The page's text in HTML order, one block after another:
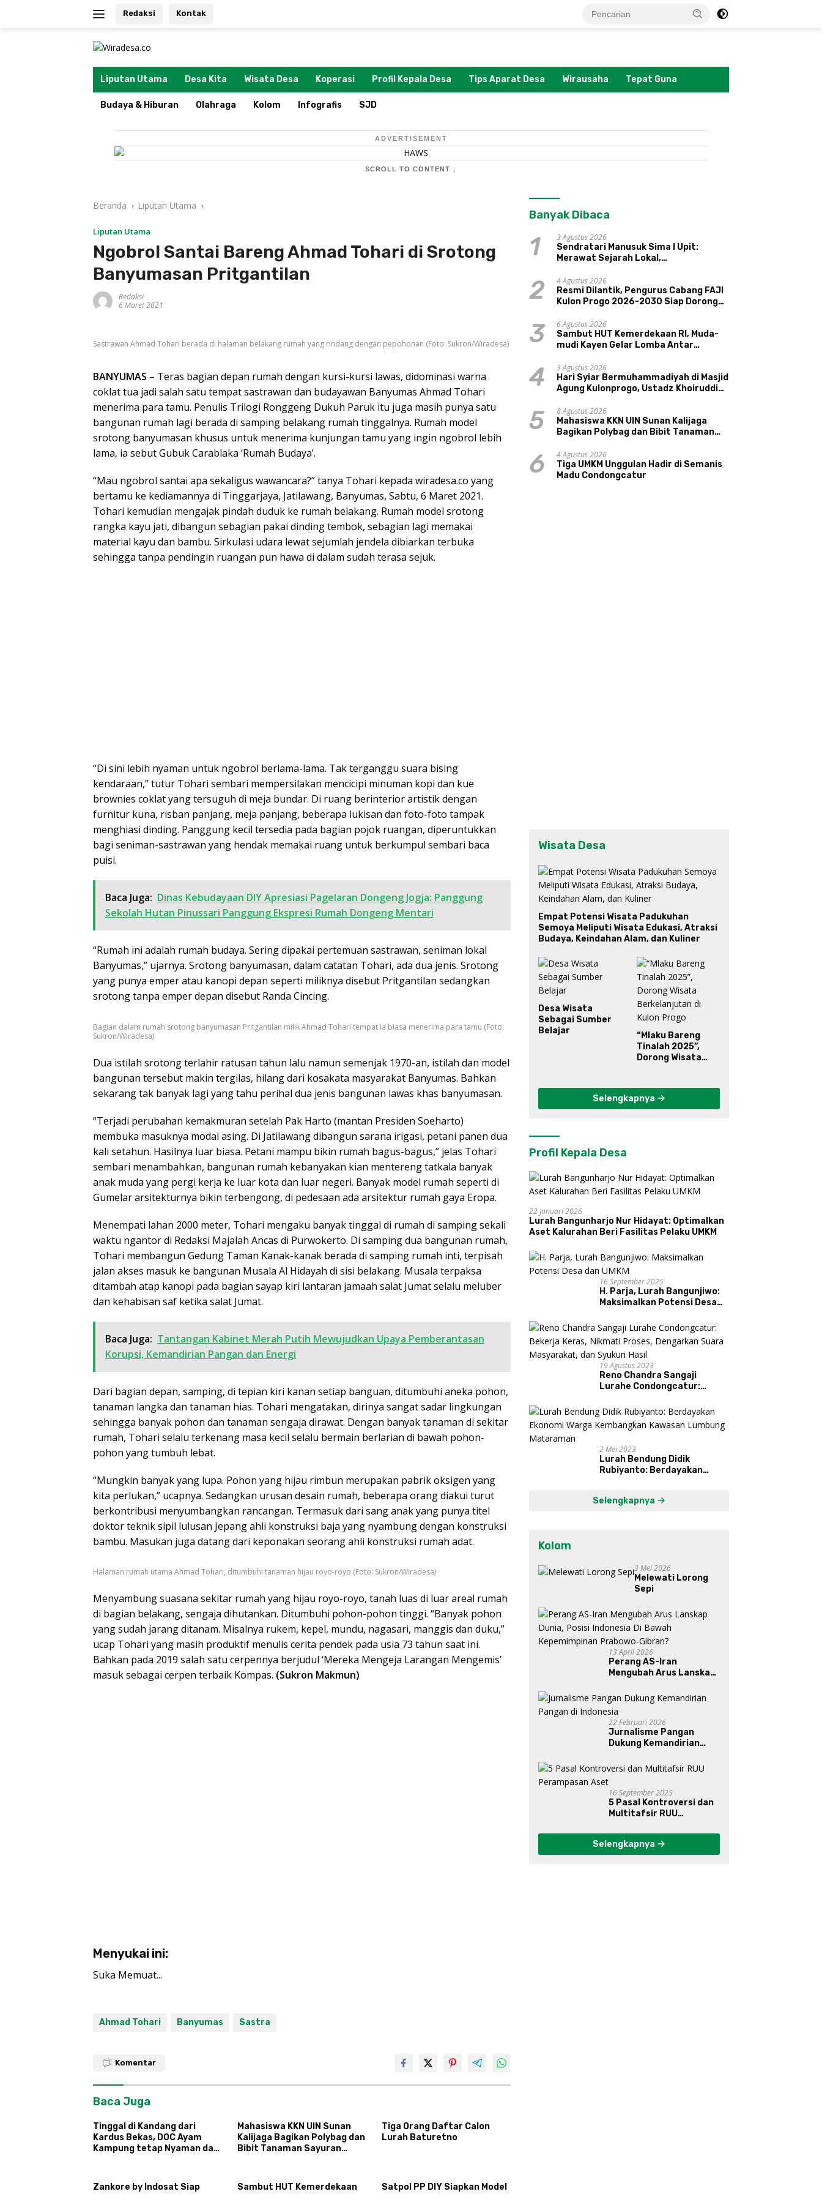
Redaksi Kontak
Liputan Utama Desa Kita Wisata Desa Koperasi Profil Kepala Desa Tips Aparat Desa Wirausaha Tepat Guna
Budaya & Hiburan Olahraga Kolom Infografis SJD
ADVERTISEMENT
SCROLL TO CONTENT ↓
Beranda Liputan Utama
Liputan Utama
Ngobrol Santai Bareng Ahmad Tohari di Srotong
Banyumasan Pritgantilan
Redaksi
6 Maret 2021
Sastrawan Ahmad Tohari berada di halaman belakang rumah yang rindang dengan pepohonan (Foto: Sukron/Wiradesa)
BANYUMAS – Teras bagian depan rumah dengan kursi-kursi lawas, didominasi warna
coklat tua jadi salah satu tempat sastrawan dan budayawan Banyumas Ahmad Tohari
menerima para tamu. Penulis Trilogi Ronggeng Dukuh Paruk itu juga masih punya satu
bangunan rumah lagi berada di samping belakang rumah tinggalnya. Rumah model
srotong banyumasan khusus untuk menerima kunjungan tamu yang ingin ngobrol lebih
lama, ia sebut Gubuk Carablaka ‘Rumah Budaya’.
“Mau ngobrol santai apa sekaligus wawancara?” tanya Tohari kepada wiradesa.co yang
bertamu ke kediamannya di Tinggarjaya, Jatilawang, Banyumas, Sabtu, 6 Maret 2021.
Tohari kemudian mengajak pindah duduk ke rumah belakang. Rumah model srotong
rangka kayu jati, dibangun sebagian pakai dinding tembok, sebagian lagi memakai
material kayu dan bambu. Sirkulasi udara lewat sejumlah jendela dibiarkan terbuka
sehingga tanpa pendingin ruangan pun hawa di dalam sudah terasa sejuk.
“Di sini lebih nyaman untuk ngobrol berlama-lama. Tak terganggu suara bising
kendaraan,” tutur Tohari sembari mempersilakan mencicipi minuman kopi dan kue
brownies coklat yang tersuguh di meja bundar. Di ruang berinterior artistik dengan
furnitur kuna, risban panjang, meja panjang, beberapa lukisan dan foto-foto tampak
menghiasi dinding. Panggung kecil tersedia pada bagian pojok ruangan, diperuntukkan
bagi seniman-sastrawan yang hendak memakai ruang untuk berkumpul sembari baca
puisi.
Baca Juga: Dinas Kebudayaan DIY Apresiasi Pagelaran Dongeng Jogja: Panggung
Sekolah Hutan Pinussari Panggung Ekspresi Rumah Dongeng Mentari
“Rumah ini adalah rumah budaya. Sering dipakai pertemuan sastrawan, seniman lokal
Banyumas,” ujarnya. Srotong banyumasan, dalam catatan Tohari, ada dua jenis. Srotong
yang punya emper atau kanopi depan seperti miliknya disebut Pritgantilan sedangkan
srotong tanpa emper depan disebut Randa Cincing.
Bagian dalam rumah srotong banyumasan Pritgantilan milik Ahmad Tohari tempat ia biasa menerima para tamu (Foto:
Sukron/Wiradesa)
Dua istilah srotong terlahir ratusan tahun lalu namun semenjak 1970-an, istilah dan model
bangunan tersebut makin tergilas, hilang dari kosakata masyarakat Banyumas. Bahkan
sekarang tak banyak lagi yang tahu perihal dua jenis bangunan lawas khas banyumasan.
“Terjadi perubahan kemakmuran setelah Pak Harto (mantan Presiden Soeharto)
membuka masuknya modal asing. Di Jatilawang dibangun sarana irigasi, petani panen dua
kali setahun. Hasilnya luar biasa. Petani mampu bikin rumah bagus-bagus,” jelas Tohari
sembari menambahkan, bangunan rumah kebanyakan kian mentereng tatkala banyak
anak muda yang pergi kerja ke luar kota dan luar negeri. Banyak model rumah seperti di
Gumelar arsitekturnya bikin terbengong, di pedesaan ada arsitektur rumah gaya Eropa.
Menempati lahan 2000 meter, Tohari mengaku banyak tinggal di rumah di samping sekali
waktu ngantor di Redaksi Majalah Ancas di Purwokerto. Di samping dua bangunan rumah,
Tohari membangun Gedung Taman Kanak-kanak berada di samping rumah inti, terpisah
jalan akses masuk ke bangunan Musala Al Hidayah di sisi belakang. Musala terpaksa
ditambah atap kanopi pada bagian sayap kiri lantaran jamaah salat Jumat selalu meluber
dan kehabisan saf ketika salat Jumat.
Baca Juga: Tantangan Kabinet Merah Putih Mewujudkan Upaya Pemberantasan
Korupsi, Kemandirian Pangan dan Energi
Dari bagian depan, samping, di tepian kiri kanan setiap banguan, ditumbuhi aneka pohon,
tanaman langka dan tanaman hias. Tohari mengatakan, dirinya sangat sadar lingkungan
sehingga banyak pohon dan tanaman sengaja dirawat. Dengan banyak tanaman di sekitar
rumah, Tohari selalu terkenang masa kecil selalu bermain berlarian di bawah pohon-
pohon yang tumbuh lebat.
“Mungkin banyak yang lupa. Pohon yang hijau rimbun merupakan pabrik oksigen yang
kita perlukan,” ucapnya. Sedangkan urusan desain rumah, beberapa orang diakui turut
berkontribusi menyumbangkan rancangan. Termasuk dari sang anak yang punya titel
doktor teknik sipil lulusan Jepang ahli konstruksi baja yang nyambung dengan konstruksi
bambu. Masukan juga datang dari keponakan seorang ahli konstruksi rumah adat.
Halaman rumah utama Ahmad Tohari, ditumbuhi tanaman hijau royo-royo (Foto: Sukron/Wiradesa)
Menyambung suasana sekitar rumah yang hijau royo-royo, tanah luas di luar areal rumah
di bagian belakang, sengaja dihutankan. Ditumbuhi pohon-pohon tinggi. “Banyak pohon
yang sudah jarang ditanam. Misalnya rukem, kepel, mundu, nagasari, manggis dan duku,”
ucap Tohari yang masih produktif menulis cerita pendek pada usia 73 tahun saat ini.
Bahkan pada 2019 salah satu cerpennya berjudul ‘Mereka Mengeja Larangan Mengemis’
masuk sebagai cerpen terbaik Kompas. (Sukron Makmun)
Menyukai ini:
Suka Memuat...
Ahmad Tohari Banyumas Sastra
Komentar
Baca Juga
Tinggal di Kandang dari
Kardus Bekas, DOC Ayam
Kampung tetap Nyaman dan
Mahasiswa KKN UIN Sunan
Kalijaga Bagikan Polybag dan
Bibit Tanaman Sayuran
Tiga Orang Daftar Calon
Lurah Baturetno
Zankore by Indosat Siap
Sambut HUT Kemerdekaan
Satpol PP DIY Siapkan Model
Banyak Dibaca
1
3 Agustus 2026
Sendratari Manusuk Sima I Upit:
Merawat Sejarah Lokal,
Pariwisata, dan Ekologi Klaten
2
4 Agustus 2026
Resmi Dilantik, Pengurus Cabang FAJI
Kulon Progo 2026-2030 Siap Dorong
Sungai Progo
3
6 Agustus 2026
Sambut HUT Kemerdekaan RI, Muda-
mudi Kayen Gelar Lomba Antar
4
3 Agustus 2026
Hari Syiar Bermuhammadiyah di Masjid
Agung Kulonprogo, Ustadz Khoiruddin
Sakinah Adalah Agama
5
8 Agustus 2026
Mahasiswa KKN UIN Sunan Kalijaga
Bagikan Polybag dan Bibit Tanaman
Ngipikrejo 1
6
4 Agustus 2026
Tiga UMKM Unggulan Hadir di Semanis
Madu Condongcatur
Wisata Desa
Empat Potensi Wisata Padukuhan
Semoya Meliputi Wisata Edukasi, Atraksi
Budaya, Keindahan Alam, dan Kuliner
Desa Wisata
Sebagai Sumber
Belajar
“Mlaku Bareng
Tinalah 2025”,
Dorong Wisata
Selengkapnya
Profil Kepala Desa
22 Januari 2026
Lurah Bangunharjo Nur Hidayat: Optimalkan
Aset Kalurahan Beri Fasilitas Pelaku UMKM
16 September 2025
H. Parja, Lurah Bangunjiwo:
Maksimalkan Potensi Desa
19 Agustus 2023
Reno Chandra Sangaji
Lurahe Condongcatur:
Proses, Dengarkan Suara
Masyarakat, dan Syukuri
Hasil
2 Mei 2023
Lurah Bendung Didik
Rubiyanto: Berdayakan
Mataraman
Selengkapnya
Kolom
3 Mei 2026
Melewati Lorong
Sepi
13 April 2026
Perang AS-Iran
Mengubah Arus Lanskap
Bawah Kepemimpinan
Prabowo-Gibran?
22 Februari 2026
Jurnalisme Pangan
Dukung Kemandirian
16 September 2025
5 Pasal Kontroversi dan
Multitafsir RUU
Selengkapnya